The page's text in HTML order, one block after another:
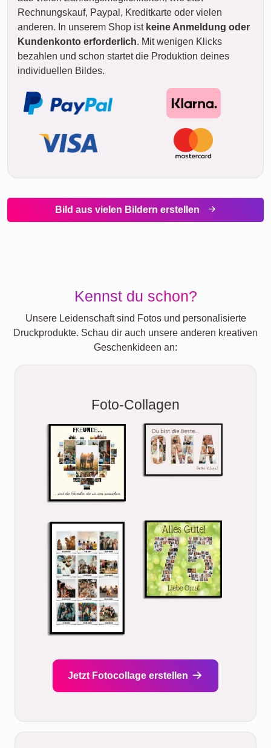
Rechnungskauf, Paypal, Kreditkarte oder vielen
anderen. In unserem Shop ist keine Anmeldung oder
Kundenkonto erforderlich. Mit wenigen Klicks
bezahlen und schon startet die Produktion deines
individuellen Bildes.
Bild aus vielen Bildern erstellen
Kennst du schon?
Unsere Leidenschaft sind Fotos und personalisierte
Druckprodukte. Schau dir auch unsere anderen kreativen
Geschenkideen an:
Foto-Collagen
Jetzt Fotocollage erstellen